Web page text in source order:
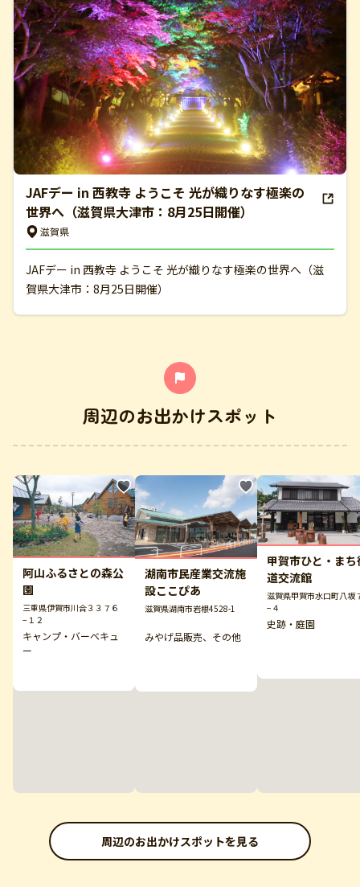
JAFデー in 西教寺 ようこそ 光が織りなす極楽の
世界へ（滋賀県大津市：8月25日開催）
滋賀県
JAFデー in 西教寺 ようこそ 光が織りなす極楽の世界へ（滋
賀県大津市：8月25日開催）
周辺のお出かけスポット
阿山ふるさとの森公
園
三重県伊賀市川合３３７６
−１２
キャンプ・バーベキュ
ー
湖南市民産業交流施
設ここぴあ
滋賀県湖南市岩根4528-1
みやげ品販売、その他
甲賀市ひと・まち
道交流館
滋賀県甲賀市水口町八坂
−４
史跡・庭園
周辺のお出かけスポットを見る